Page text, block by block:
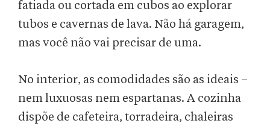
fatiada ou cortada em cubos ao explorar
tubos e cavernas de lava. Não há garagem,
mas você não vai precisar de uma.
No interior, as comodidades são as ideais –
nem luxuosas nem espartanas. A cozinha
dispõe de cafeteira, torradeira, chaleiras